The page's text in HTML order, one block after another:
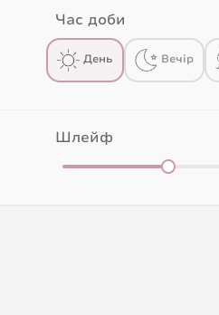
Час доби
День Вечір
Шлейф